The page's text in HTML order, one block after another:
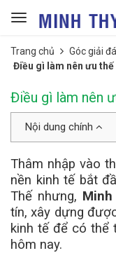
Toggle
Trang chủ
Góc giải
Điều gì làm nên ưu
Điều gì làm nên
Nội dung chính
Thâm nhập vào
nền kinh tế bắt
Thế nhưng,
tín, xây dựng
kinh tế để có thể
hôm nay.